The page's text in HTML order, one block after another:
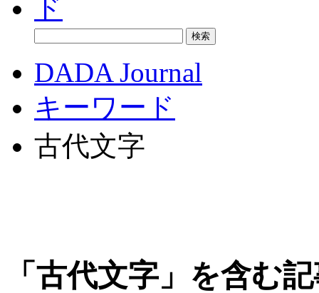
DADA Journal
キーワード
古代文字
「古代文字」を含む